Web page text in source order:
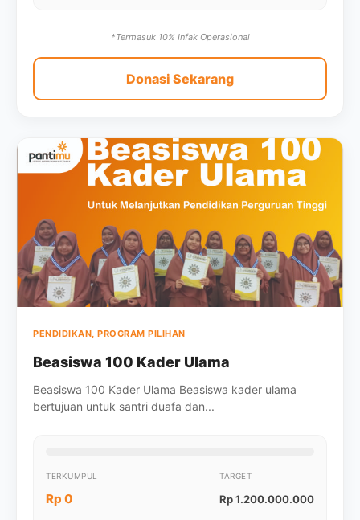
*Termasuk 10% Infak Operasional
Donasi Sekarang
PENDIDIKAN, PROGRAM PILIHAN
Beasiswa 100 Kader Ulama
Beasiswa 100 Kader Ulama Beasiswa kader ulama
bertujuan untuk santri duafa dan...
TERKUMPUL
Rp 0
TARGET
Rp 1.200.000.000